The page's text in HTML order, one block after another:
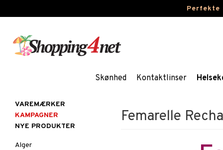
Perfekte
Skønhed Kontaktlinser
Femarelle
VAREMÆRKER
KAMPAGNER
NYE PRODUKTER
Alger